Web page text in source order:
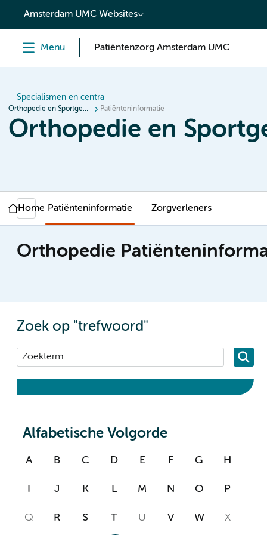
content
Amsterdam UMC Websites
Menu Patiëntenzorg Amsterdam UMC
Specialismen en centra
Orthopedie en Sportgeneeskunde Patiënteninformatie
Orthopedie en
Home Patiënteninformatie Zorgverleners
Orthopedie
Zoek op "trefwoord"
Alfabetische Volgorde
A B C D E F G H
J K L M N O P
Q R S T U V W X